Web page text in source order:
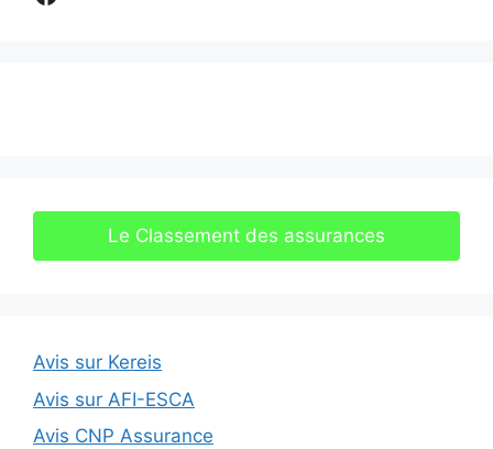
Le Classement des assurances
Avis sur Kereis
Avis sur AFI-ESCA
Avis CNP Assurance